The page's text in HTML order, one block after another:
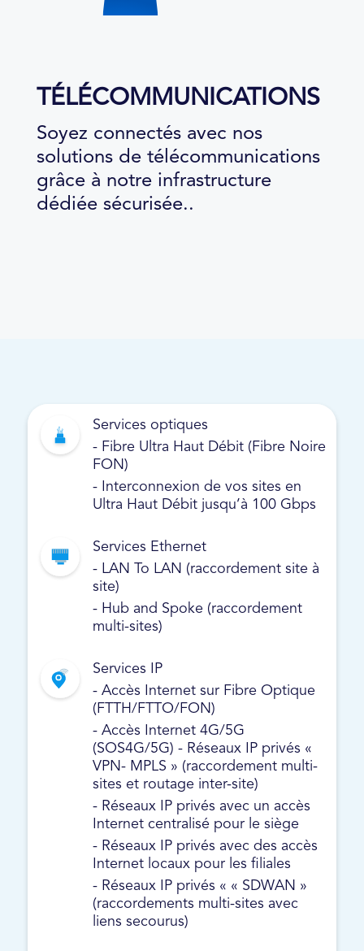
TÉLÉCOMMUNICATIONS
Soyez connectés avec nos
solutions de télécommunications
grâce à notre infrastructure
dédiée sécurisée..
Services optiques
- Fibre Ultra Haut Débit (Fibre Noire
FON)
- Interconnexion de vos sites en
Ultra Haut Débit jusqu’à 100 Gbps
Services Ethernet
- LAN To LAN (raccordement site à
site)
- Hub and Spoke (raccordement
multi-sites)
Services IP
- Accès Internet sur Fibre Optique
(FTTH/FTTO/FON)
- Accès Internet 4G/5G
(SOS4G/5G) - Réseaux IP privés «
VPN- MPLS » (raccordement multi-
sites et routage inter-site)
- Réseaux IP privés avec un accès
Internet centralisé pour le siège
- Réseaux IP privés avec des accès
Internet locaux pour les filiales
- Réseaux IP privés « « SDWAN »
(raccordements multi-sites avec
liens secourus)